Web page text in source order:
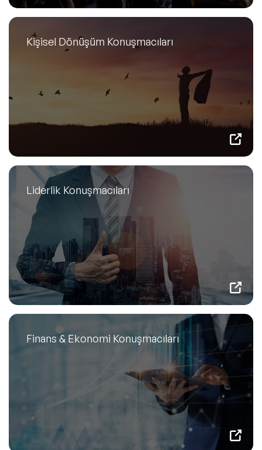
Kişisel Dönüşüm Konuşmacıları
Liderlik Konuşmacıları
Finans & Ekonomi Konuşmacıları